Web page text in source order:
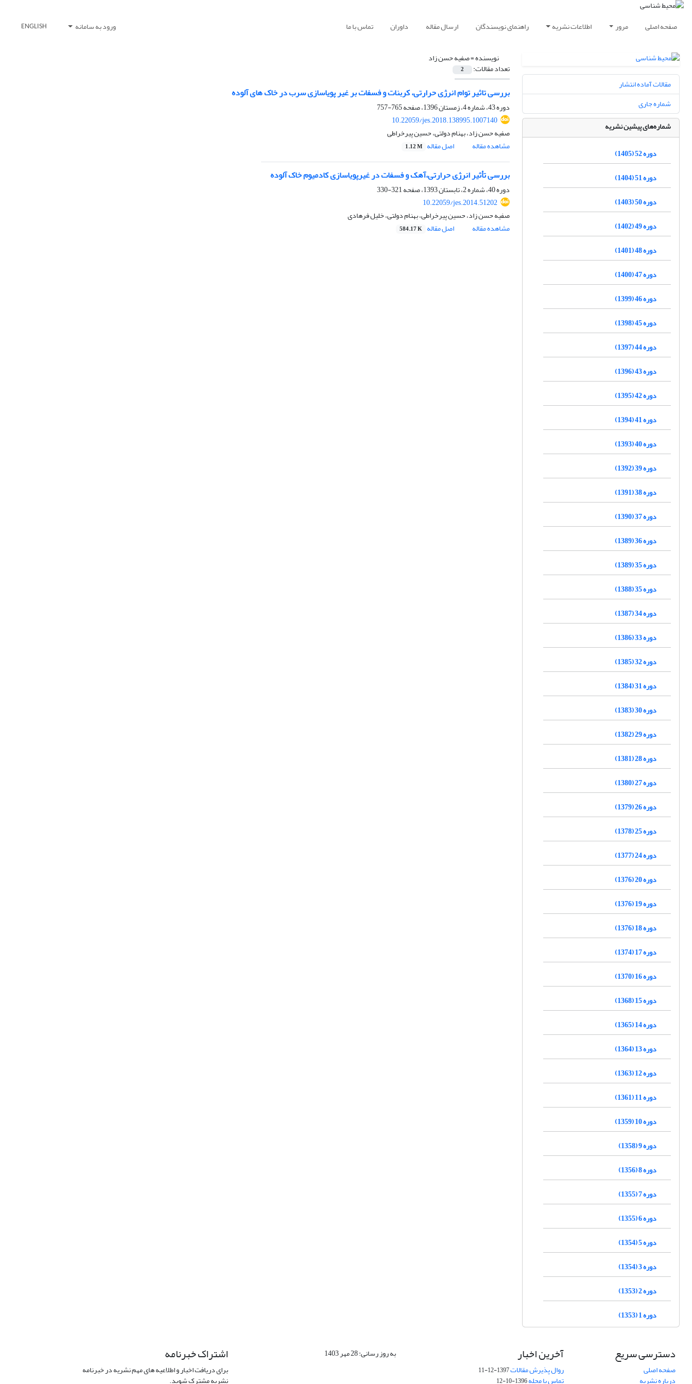
صفحه اصلی مرور اطلاعات نشریه راهنمای نویسندگان ارسال مقاله داوران تماس با ما ورود به سامانه ENGLISH
نویسنده =صفیه حسن زاد
تعداد مقالات: 2
بررسی تاثیر توام انرژی حرارتی، کربنات و فسفات بر غیر پویاسازی سرب در خاک های آلوده
دوره 43، شماره 4، زمستان 1396، صفحه
765-757
10.22059/jes.2018.138995.1007140
صفیه حسن زاد، بهنام دولتی، حسین پیرخراطی
مشاهده مقاله
اصل مقاله 1.12 M
بررسی تأثیر انرژی حرارتی،آهک و فسفات در غیرپویاسازی کادمیوم خاک آلوده
دوره 40، شماره 2، تابستان 1393، صفحه
321-330
10.22059/jes.2014.51202
صفیه حسن زاد، حسین پیرخراطی، بهنام دولتی، خلیل فرهادی
مشاهده مقاله
اصل مقاله 584.17 K
مقالات آماده انتشار
شماره جاری
شماره‌های پیشین نشریه
دوره 52 (1405)
دوره 51 (1404)
دوره 50 (1403)
دوره 49 (1402)
دوره 48 (1401)
دوره 47 (1400)
دوره 46 (1399)
دوره 45 (1398)
دوره 44 (1397)
دوره 43 (1396)
دوره 42 (1395)
دوره 41 (1394)
دوره 40 (1393)
دوره 39 (1392)
دوره 38 (1391)
دوره 37 (1390)
دوره 36 (1389)
دوره 35 (1389)
دوره 35 (1388)
دوره 34 (1387)
دوره 33 (1386)
دوره 32 (1385)
دوره 31 (1384)
دوره 30 (1383)
دوره 29 (1382)
دوره 28 (1381)
دوره 27 (1380)
دوره 26 (1379)
دوره 25 (1378)
دوره 24 (1377)
دوره 20 (1376)
دوره 19 (1376)
دوره 18 (1376)
دوره 17 (1374)
دوره 16 (1370)
دوره 15 (1368)
دوره 14 (1365)
دوره 13 (1364)
دوره 12 (1363)
دوره 11 (1361)
دوره 10 (1359)
دوره 9 (1358)
دوره 8 (1356)
دوره 7 (1355)
دوره 6 (1355)
دوره 5 (1354)
دوره 3 (1354)
دوره 2 (1353)
دوره 1 (1353)
دسترسی سریع
صفحه اصلی
درباره نشریه
آخرین اخبار
روال پذیرش مقالات1397-12-11
تماس با مجله1396-10-12
به روز رسانی: 28 مهر 1403 اشتراک خبرنامه
برای دریافت اخبار و اطلاعیه های مهم نشریه در خبرنامه
نشریه مشترک شوید.